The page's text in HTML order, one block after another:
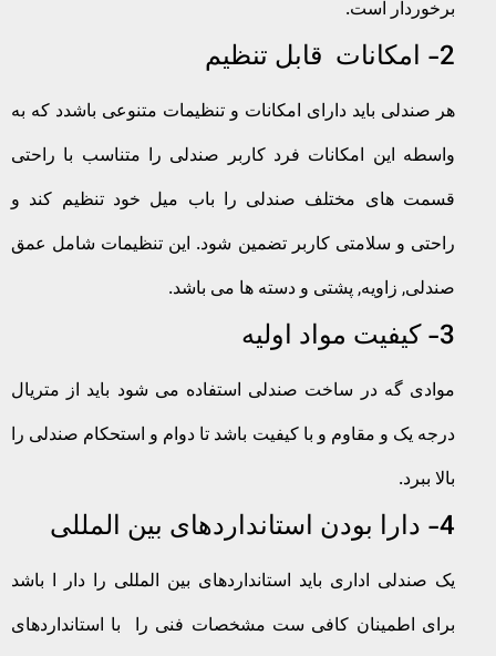
برخوردار است.
2- امکانات قابل تنظیم
هر صندلی باید دارای امکانات و تنظیمات متنوعی باشدد که به
واسطه این امکانات فرد کاربر صندلی را متناسب با راحتی
قسمت های مختلف صندلی را باب میل خود تنظیم کند و
راحتی و سلامتی کاربر تضمین شود. این تنظیمات شامل عمق
صندلی, زاویه, پشتی و دسته ها می باشد.
3- کیفیت مواد اولیه
موادی گه در ساخت صندلی استفاده می شود باید از متریال
درجه یک و مقاوم و با کیفیت باشد تا دوام و استحکام صندلی را
بالا ببرد.
4- دارا بودن استانداردهای بین المللی
یک صندلی اداری باید استانداردهای بین المللی را دار ا باشد
برای اطمینان کافی ست مشخصات فنی را با استانداردهای